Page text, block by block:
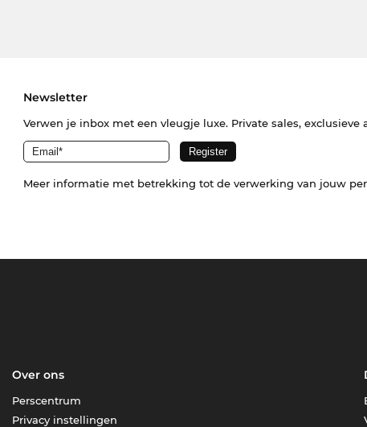
Newsletter
Verwen je inbox met een vleugje luxe. Private sales, exclusieve
Meer informatie met betrekking tot de verwerking van jouw
Over ons
Perscentrum
Privacy instellingen